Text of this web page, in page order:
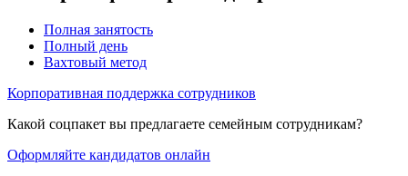
Полная занятость
Полный день
Вахтовый метод
Корпоративная поддержка сотрудников
Какой соцпакет вы предлагаете семейным сотрудникам?
Оформляйте кандидатов онлайн